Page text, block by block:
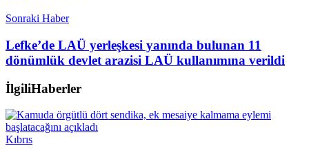
Sonraki Haber
Lefke’de LAÜ yerleşkesi yanında bulunan 11
dönümlük devlet arazisi LAÜ kullanımına verildi
İlgiliHaberler
Kıbrıs